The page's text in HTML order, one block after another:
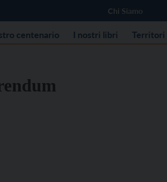
Chi Siamo
centenario I nostri libri Territori